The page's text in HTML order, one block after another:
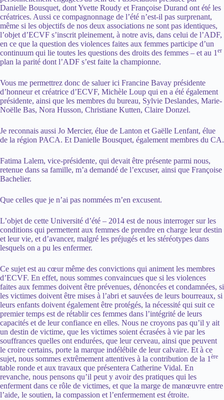
Danielle Bousquet, dont Yvette Roudy et Françoise Durand ont été les
créatrices. Aussi ce compagnonnage de l’été n’est-il pas surprenant,
même si les objectifs de nos deux associations ne sont pas identiques,
l’objet d’ECVF s’inscrit pleinement, à notre avis, dans celui de l’ADF,
en ce que la question des violences faites aux femmes participe d’un
continuum qui lie toutes les questions des droits des femmes – et au 1 er
plan la parité dont l’ADF s’est faite la championne.
Vous me permettrez donc de saluer ici Francine Bavay présidente
d’honneur et créatrice d’ECVF, Michèle Loup qui en a été également
présidente, ainsi que les membres du bureau, Sylvie Deslandes, Marie-
Noëlle Bas, Nora Husson, Christiane Kutten, Claire Donzel.
Je reconnais aussi Jo Mercier, élue de Lanton et Gaëlle Lenfant, élue
de la région PACA. Et Danielle Bousquet, également membres du CA.
Fatima Lalem, vice-présidente, qui devait être présente parmi nous,
retenue dans sa famille, m’a demandé de l’excuser, ainsi que Françoise
Bachelier.
Que celles que je n’ai pas nommées m’en excusent.
L’objet de cette Université d’été – 2014 est de nous interroger sur les
conditions qui permettent aux femmes de prendre en charge leur destin
et leur vie, et d’avancer, malgré les préjugés et les stéréotypes dans
lesquels on a pu les enfermer.
Ce sujet est au cœur même des convictions qui animent les membres
d’ECVF. En effet, nous sommes convaincues que si les violences
faites aux femmes doivent être prévenues, dénoncées et condamnées, si
les victimes doivent être mises à l’abri et sauvées de leurs bourreaux, si
leurs enfants doivent également être protégés, la nécessité qui suit ce
premier temps est de rétablir ces femmes dans l’intégrité de leurs
capacités et de leur confiance en elles. Nous ne croyons pas qu’il y ait
un destin de victime, que les victimes soient écrasées à vie par les
souffrances quelles ont endurées, que leur cerveau, ainsi que peuvent
le croire certains, porte la marque indélébile de leur calvaire. Et à ce
sujet, nous sommes extrêmement attentives à la contribution de la 1 ère
table ronde et aux travaux que présentera Catherine Vidal. En
revanche, nous pensons qu’il peut y avoir des pratiques qui les
enferment dans ce rôle de victimes, et que la marge de manœuvre entre
l’aide, le soutien, la compassion et l’enfermement est étroite.